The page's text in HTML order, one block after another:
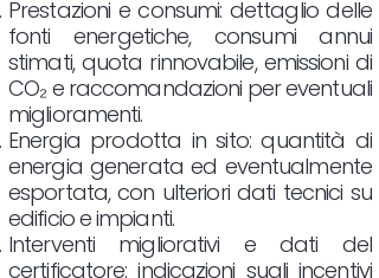
Prestazioni e consumi: dettaglio delle
fonti energetiche, consumi annui
stimati, quota rinnovabile, emissioni di
CO₂ e raccomandazioni per eventuali
miglioramenti.
Energia prodotta in sito: quantità di
energia generata ed eventualmente
esportata, con ulteriori dati tecnici su
edificio e impianti.
Interventi migliorativi e dati del
certificatore: indicazioni sugli incentivi